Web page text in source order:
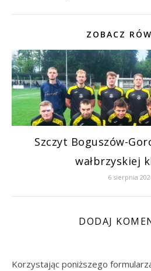
ZOBACZ
Szczyt Boguszów-
wałbrzyskiej
6 sierpnia
DODAJ
Korzystając poniższego